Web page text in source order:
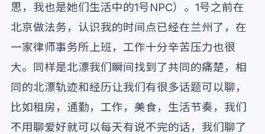
思，我也是她们生活中的1号NPC）。1号之前在
北京做法务，认识我的时间点已经在兰州了，在
一家律师事务所上班，工作十分辛苦压力也很
大。同样是北漂我们瞬间找到了共同的痛楚，相
同的北漂轨迹和经历让我们有很多话题可以聊，
比如租房，通勤，工作，美食，生活节奏，我们
不用聊爱好就可以每天有说不完的话，我们聊了